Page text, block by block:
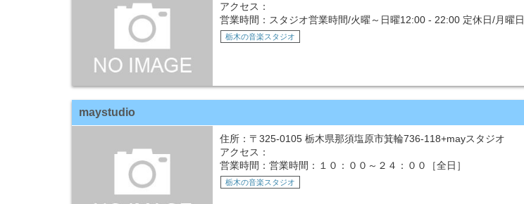
アクセス：
営業時間：スタジオ営業時間/火曜～日曜12:00 - 22:00 定休日/月曜日
栃木の音楽スタジオ
maystudio
住所：〒325-0105 栃木県那須塩原市箕輪736-118+mayスタジオ
アクセス：
営業時間：営業時間：１０：００～２４：００［全日］
栃木の音楽スタジオ